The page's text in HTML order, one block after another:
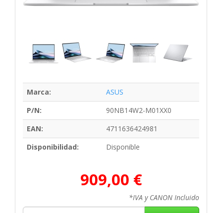
Marca:
ASUS
P/N:
90NB14W2-M01XX0
EAN:
4711636424981
Disponibilidad:
Disponible
909,00 €
*IVA y CANON Incluido